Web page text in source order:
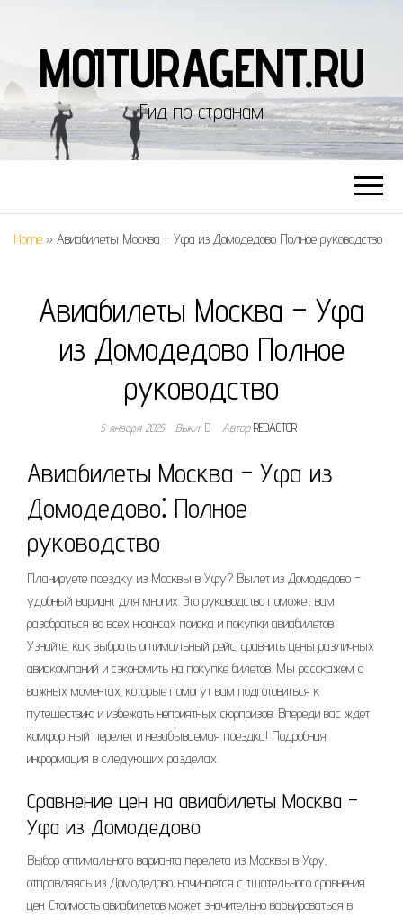
MOITURAGENT.RU
Гид по странам
Home » Авиабилеты Москва – Уфа из Домодедово Полное руководство
Авиабилеты Москва – Уфа
из Домодедово Полное
руководство
5 января 2025 Выкл. АвторREDACTOR
Авиабилеты Москва – Уфа из
Домодедово⁚ Полное
руководство
Планируете поездку из Москвы в Уфу? Вылет из Домодедово –
удобный вариант для многих. Это руководство поможет вам
разобраться во всех нюансах поиска и покупки авиабилетов.
Узнайте‚ как выбрать оптимальный рейс‚ сравнить цены различных
авиакомпаний и сэкономить на покупке билетов. Мы расскажем о
важных моментах‚ которые помогут вам подготовиться к
путешествию и избежать неприятных сюрпризов. Впереди вас ждет
комфортный перелет и незабываемая поездка! Подробная
информация в следующих разделах.
Сравнение цен на авиабилеты Москва –
Уфа из Домодедово
Выбор оптимального варианта перелета из Москвы в Уфу‚
отправляясь из Домодедово‚ начинается с тщательного сравнения
цен. Стоимость авиабилетов может значительно варьироваться в